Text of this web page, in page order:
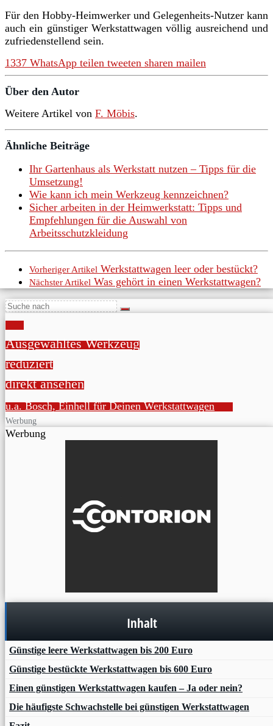
Für den Hobby-Heimwerker und Gelegenheits-Nutzer kann
auch ein günstiger Werkstattwagen völlig ausreichend und
zufriedenstellend sein.
1337 WhatsApp teilen tweeten sharen mailen
Über den Autor
Weitere Artikel von F. Möbis.
Ähnliche Beiträge
Ihr Gartenhaus als Werkstatt nutzen – Tipps für die
Umsetzung!
Wie kann ich mein Werkzeug kennzeichnen?
Sicher arbeiten in der Heimwerkstatt: Tipps und
Empfehlungen für die Auswahl von
Arbeitsschutzkleidung
Vorheriger Artikel Werkstattwagen leer oder bestückt?
Nächster Artikel Was gehört in einen Werkstattwagen?
Ausgewähltes Werkzeug
reduziert
direkt ansehen
u.a. Bosch, Einhell für Deinen Werkstattwagen
Werbung
Werbung
Inhalt
Günstige leere Werkstattwagen bis 200 Euro
Günstige bestückte Werkstattwagen bis 600 Euro
Einen günstigen Werkstattwagen kaufen – Ja oder nein?
Die häufigste Schwachstelle bei günstigen Werkstattwagen